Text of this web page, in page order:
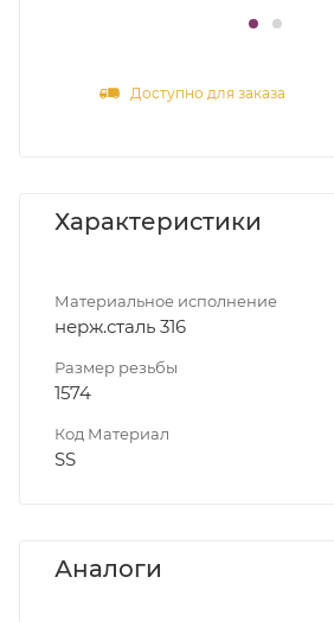
Доступно для заказа
Характеристики
Материальное исполнение
нерж.сталь 316
Размер резьбы
1574
Код Материал
SS
Аналоги